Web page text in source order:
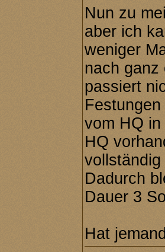
Nun zu
aber ich
weniger
nach ganz
passiert
vom HQ
HQ
Dadurch
Dauer 3
Hat